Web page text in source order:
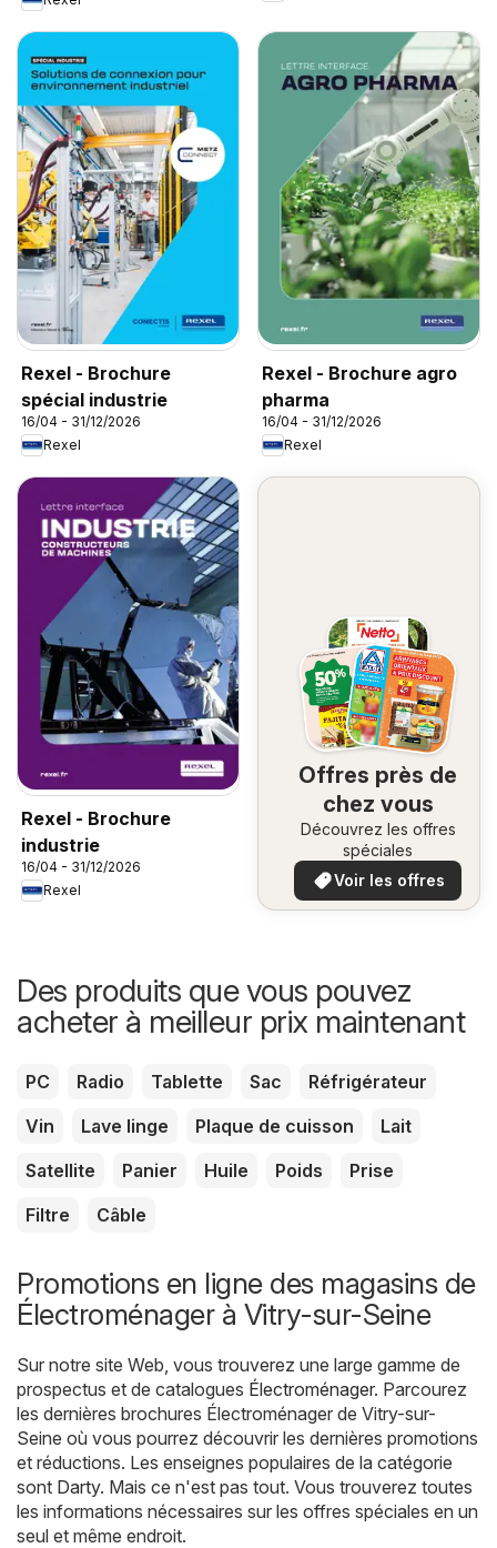
Rexel - Brochure
spécial industrie
16/04 - 31/12/2026
Rexel
Rexel - Brochure agro
pharma
16/04 - 31/12/2026
Rexel
Rexel - Brochure
industrie
16/04 - 31/12/2026
Rexel
Offres près de
chez vous
Découvrez les offres
spéciales
Voir les offres
Des produits que vous pouvez
acheter à meilleur prix maintenant
PC Radio Tablette Sac
Réfrigérateur
Vin
Lave linge Plaque de cuisson
Lait
Satellite
Panier Huile Poids
Prise
Filtre
Câble
Promotions en ligne des magasins de
Électroménager à Vitry-sur-Seine
Sur notre site Web, vous trouverez une large gamme de
prospectus et de catalogues Électroménager. Parcourez
les dernières brochures Électroménager de Vitry-sur-
Seine où vous pourrez découvrir les dernières promotions
et réductions. Les enseignes populaires de la catégorie
sont Darty. Mais ce n'est pas tout. Vous trouverez toutes
les informations nécessaires sur les offres spéciales en un
seul et même endroit.